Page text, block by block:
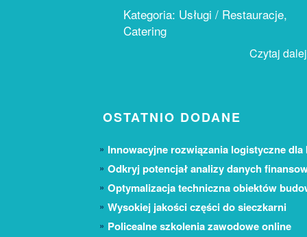
Kategoria: Usługi / Restauracje,
Catering
Czytaj
OSTATNIO DODANE
Innowacyjne rozwiązania logistyczne dla
Odkryj potencjał analizy danych
Optymalizacja techniczna obiektów
Wysokiej jakości części do sieczkarni
Policealne szkolenia zawodowe online